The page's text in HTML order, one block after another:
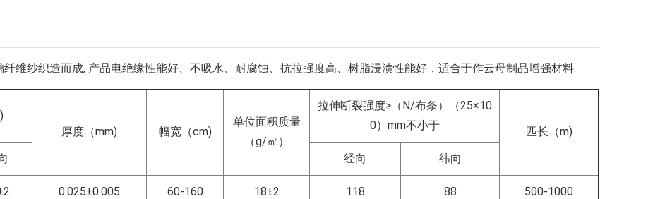
维纱织造而成, 产品电绝缘性能好、不吸水、耐腐蚀、抗拉强度高、树脂浸渍性能好，适合于作云母制品增强材料.
厚度（mm)
幅宽（cm)
单位面积质量
（g/㎡）
拉伸断裂强度≥（N/布条）（25×10
0）mm不小于
匹长（m)
经向 纬向
0.025±0.005 60-160 18±2 118 88 500-1000